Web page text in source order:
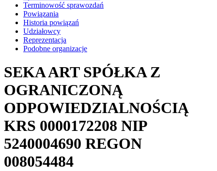
Terminowość sprawozdań
Powiązania
Historia powiązań
Udziałowcy
Reprezentacja
Podobne organizacje
SEKA ART SPÓŁKA Z
OGRANICZONĄ
ODPOWIEDZIALNOŚCIĄ
KRS 0000172208 NIP
5240004690 REGON
008054484